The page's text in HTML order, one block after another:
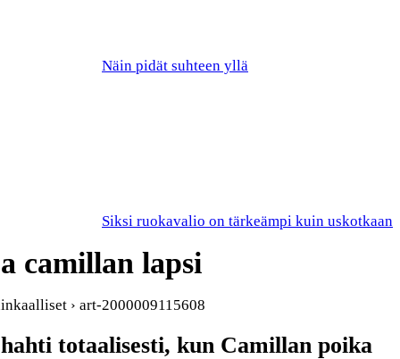
Näin pidät suhteen yllä
Siksi ruokavalio on tärkeämpi kuin uskotkaan
camillan lapsi
› art-2000009115608
totaalisesti, kun Camillan poika